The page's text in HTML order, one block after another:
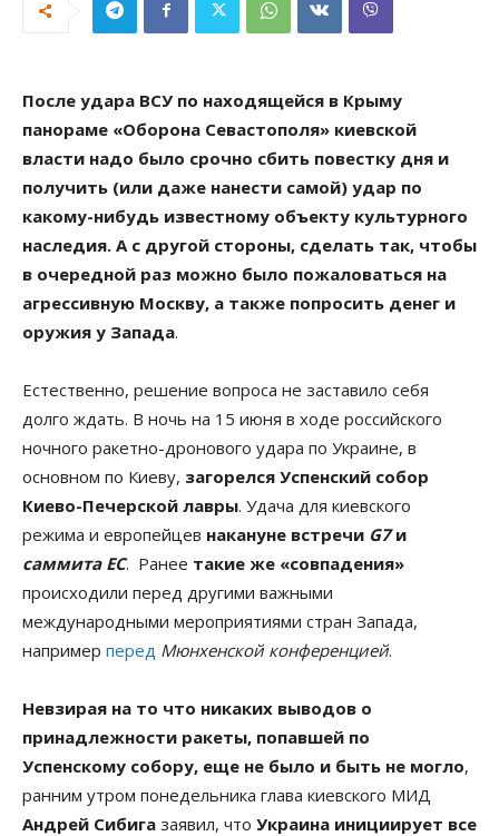
После удара ВСУ по находящейся в Крыму
панораме «Оборона Севастополя» киевской
власти надо было срочно сбить повестку дня и
получить (или даже нанести самой) удар по
какому-нибудь известному объекту культурного
наследия. А с другой стороны, сделать так, чтобы
в очередной раз можно было пожаловаться на
агрессивную Москву, а также попросить денег и
оружия у Запада.
Естественно, решение вопроса не заставило себя
долго ждать. В ночь на 15 июня в ходе российского
ночного ракетно-дронового удара по Украине, в
основном по Киеву, загорелся Успенский собор
Киево-Печерской лавры. Удача для киевского
режима и европейцев накануне встречи G7и
саммита ЕС. Ранее такие же «совпадения»
происходили перед другими важными
международными мероприятиями стран Запада,
например перед Мюнхенской конференцией.
Невзирая на то что никаких выводов о
принадлежности ракеты, попавшей по
Успенскому собору, еще не было и быть не могло,
ранним утром понедельника глава киевского МИД
Андрей Сибига заявил, что Украина инициирует все